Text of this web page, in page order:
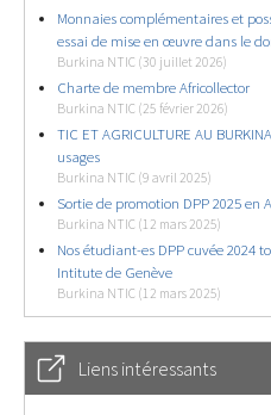
Monnaies complémentaires et
essai de mise en œuvre dans le
Burkina NTIC (30 juillet 2026)
Charte de membre Africollector
Burkina NTIC (25 février 2026)
TIC ET AGRICULTURE AU
usages
Burkina NTIC (9 avril 2025)
Sortie de promotion DPP 2025 en
Burkina NTIC (12 mars 2025)
Nos étudiant-es DPP cuvée 2024
Intitute de Genève
Burkina NTIC (12 mars 2025)
Liens intéressants